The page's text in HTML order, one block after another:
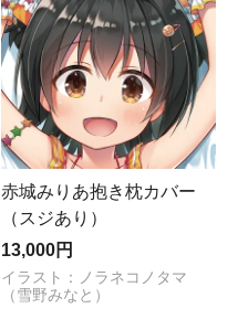
赤城みりあ抱き枕カバー
（スジあり）
13,000円
イラスト：ノラネコノタマ
（雪野みなと）